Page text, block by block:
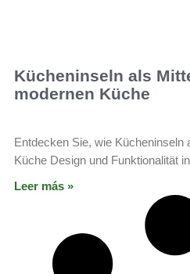
Kücheninseln als
modernen Küche
Entdecken Sie, wie Kücheninseln
Küche Design und Funktionalität
Leer más »